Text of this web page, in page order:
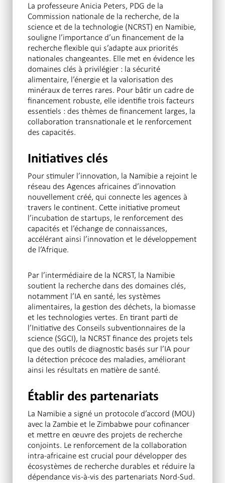
La professeure Anicia Peters, PDG de la
Commission nationale de la recherche, de la
science et de la technologie (NCRST) en Namibie,
souligne l’importance d’un financement de la
recherche flexible qui s’adapte aux priorités
nationales changeantes. Elle met en évidence les
domaines clés à privilégier : la sécurité
alimentaire, l’énergie et la valorisation des
minéraux de terres rares. Pour bâtir un cadre de
financement robuste, elle identifie trois facteurs
essentiels : des thèmes de financement larges, la
collaboration transnationale et le renforcement
des capacités.
Initiatives clés
Pour stimuler l’innovation, la Namibie a rejoint le
réseau des Agences africaines d’innovation
nouvellement créé, qui connecte les agences à
travers le continent. Cette initiative promeut
l’incubation de startups, le renforcement des
capacités et l’échange de connaissances,
accélérant ainsi l’innovation et le développement
de l’Afrique.
Par l’intermédiaire de la NCRST, la Namibie
soutient la recherche dans des domaines clés,
notamment l’IA en santé, les systèmes
alimentaires, la gestion des déchets, la biomasse
et les technologies vertes. En tirant parti de
l’Initiative des Conseils subventionnaires de la
science (SGCI), la NCRST finance des projets tels
que des outils de diagnostic basés sur l’IA pour
la détection précoce des maladies, améliorant
ainsi les résultats en matière de santé.
Établir des partenariats
La Namibie a signé un protocole d’accord (MOU)
avec la Zambie et le Zimbabwe pour cofinancer
et mettre en œuvre des projets de recherche
conjoints. Le renforcement de la collaboration
intra-africaine est crucial pour développer des
écosystèmes de recherche durables et réduire la
dépendance vis-à-vis des partenariats Nord-Sud.